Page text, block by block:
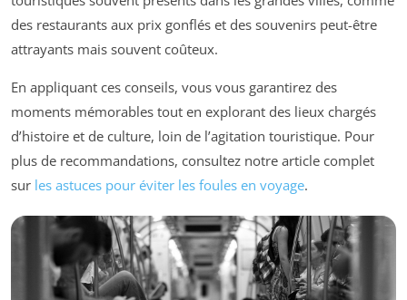
des restaurants aux prix gonflés et des souvenirs peut-être
attrayants mais souvent coûteux.
En appliquant ces conseils, vous vous garantirez des
moments mémorables tout en explorant des lieux chargés
d’histoire et de culture, loin de l’agitation touristique. Pour
plus de recommandations, consultez notre article complet
sur les astuces pour éviter les foules en voyage.